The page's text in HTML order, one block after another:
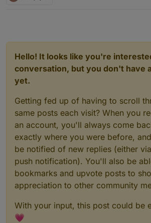
Hello! It looks like you're
conversation, but you don't have
yet.
Getting fed up of having to scroll
same posts each visit? When you
an account, you'll always come
exactly where you were before,
be notified of new replies (either
push notification). You'll also be
bookmarks and upvote posts to
appreciation to other community
With your input, this post could be
💗